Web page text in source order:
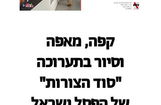
קפה, מאפה
וסיור בתערוכה
"סוד הצורות"